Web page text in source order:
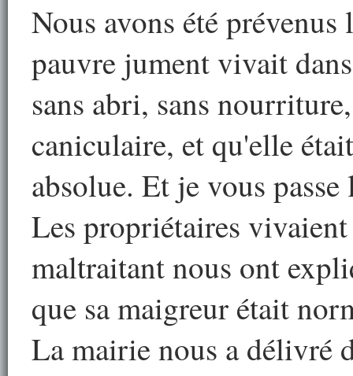
Nous avons été
pauvre jument vivait
sans abri, sans
caniculaire, et qu'elle
absolue. Et je vous passe
Les propriétaires
maltraitant nous ont
que sa maigreur était
La mairie nous a délivré